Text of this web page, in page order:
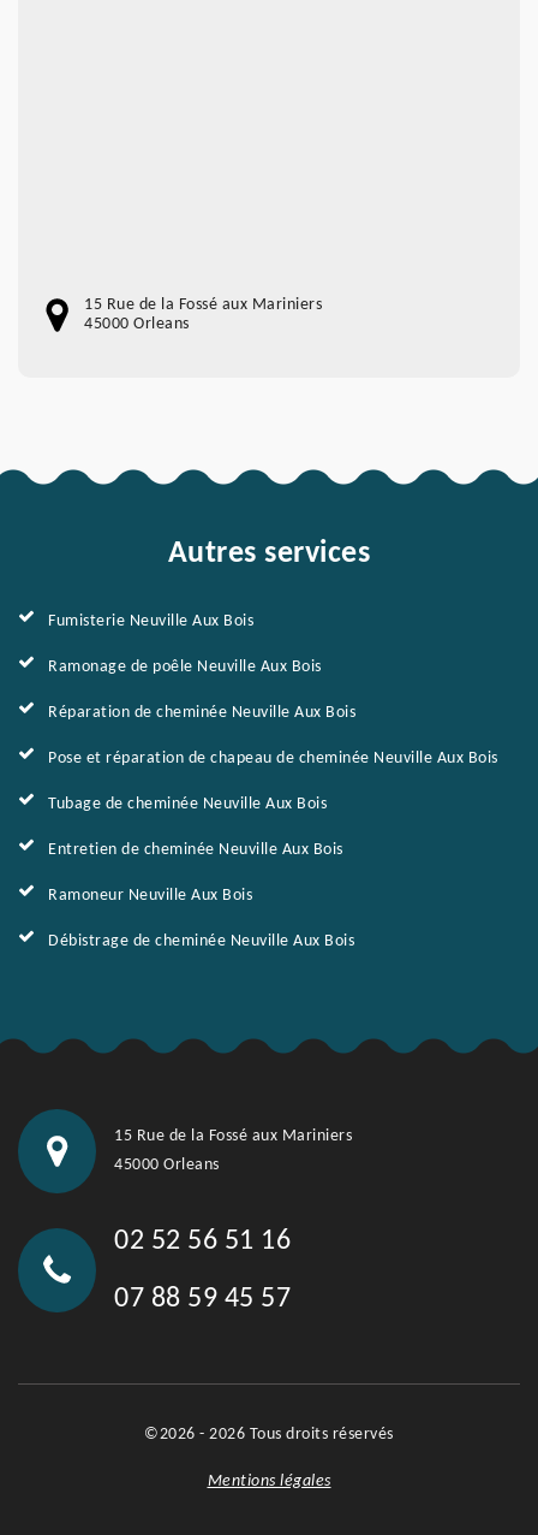
15 Rue de la Fossé aux Mariniers
45000 Orleans
Autres services
Fumisterie Neuville Aux Bois
Ramonage de poêle Neuville Aux Bois
Réparation de cheminée Neuville Aux Bois
Pose et réparation de chapeau de cheminée Neuville Aux Bois
Tubage de cheminée Neuville Aux Bois
Entretien de cheminée Neuville Aux Bois
Ramoneur Neuville Aux Bois
Débistrage de cheminée Neuville Aux Bois
15 Rue de la Fossé aux Mariniers
45000 Orleans
02 52 56 51 16
07 88 59 45 57
©2026 - 2026 Tous droits réservés
Mentions légales